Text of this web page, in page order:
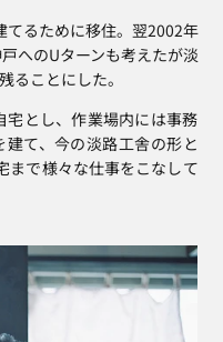
るために移住。翌2002年
へのUターンも考えたが淡
ることにした。
て、今の淡路工舎の形と
まで様々な仕事をこなして